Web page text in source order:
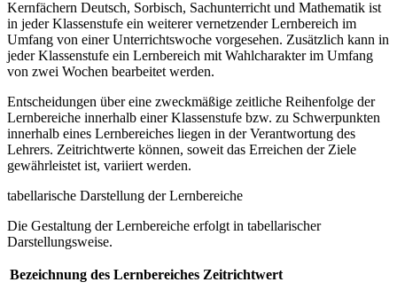
Kernfächern Deutsch, Sorbisch, Sachunterricht und Mathematik ist
in jeder Klassenstufe ein weiterer vernetzender Lernbereich im
Umfang von einer Unterrichtswoche vorgesehen. Zusätzlich kann in
jeder Klassenstufe ein Lernbereich mit Wahlcharakter im Umfang
von zwei Wochen bearbeitet werden.
Entscheidungen über eine zweckmäßige zeitliche Reihenfolge der
Lernbereiche innerhalb einer Klassenstufe bzw. zu Schwerpunkten
innerhalb eines Lernbereiches liegen in der Verantwortung des
Lehrers. Zeitrichtwerte können, soweit das Erreichen der Ziele
gewährleistet ist, variiert werden.
tabellarische Darstellung der Lernbereiche
Die Gestaltung der Lernbereiche erfolgt in tabellarischer
Darstellungsweise.
Bezeichnung des Lernbereiches Zeitrichtwert